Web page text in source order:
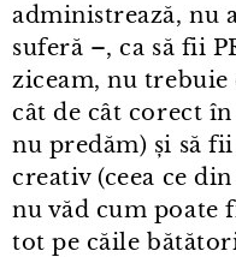
administrează, nu
suferă –, ca să fii
ziceam, nu trebuie
cât de cât corect
nu predăm) și să
creativ (ceea ce
nu văd cum poate
tot pe căile